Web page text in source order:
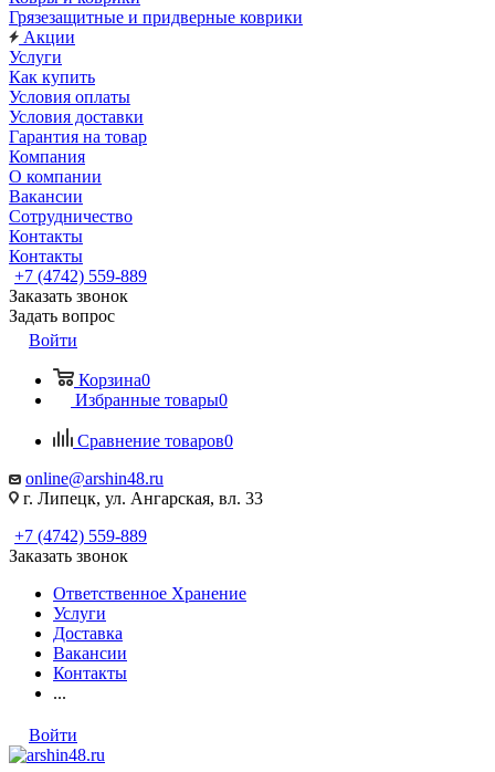
Грязезащитные и придверные коврики
Акции
Услуги
Как купить
Условия оплаты
Условия доставки
Гарантия на товар
Компания
О компании
Вакансии
Сотрудничество
Контакты
Контакты
+7 (4742) 559-889
Заказать звонок
Задать вопрос
Войти
Корзина0
Избранные товары0
Сравнение товаров0
online@arshin48.ru
г. Липецк, ул. Ангарская, вл. 33
+7 (4742) 559-889
Заказать звонок
Ответственное Хранение
Услуги
Доставка
Вакансии
Контакты
...
Войти